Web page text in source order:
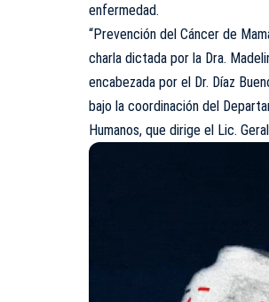
enfermedad.
“Prevención del Cáncer de
charla dictada por la Dra.
encabezada por el Dr. Díaz
bajo la coordinación del
Humanos, que dirige el Lic.